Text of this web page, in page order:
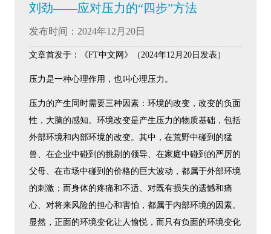
刘劲——应对压力的“四步”方法
发布时间：2024年12月20日
文章首发于：《FT中文网》（2024年12月20日发表）
压力是一种心理作用，也叫心理压力。
压力的产生同时需要三种因素：环境的改变，改变的负面
性，大脑的感知。环境改变是产生压力的物质基础，包括
外部环境和内部环境的改变。其中，在荒野中碰到的猛
兽、在企业中碰到的挑剔的领导、在家庭中碰到的严厉的
父母、在市场中碰到的价格的巨大波动，都属于外部环境
的刺激；而身体的疼痛和不适、对既有损失的遗憾和痛
心、对将来风险的担心和害怕，都属于内部环境的因素。
显然，正面的环境变化让人愉悦，而只有负面的环境变化